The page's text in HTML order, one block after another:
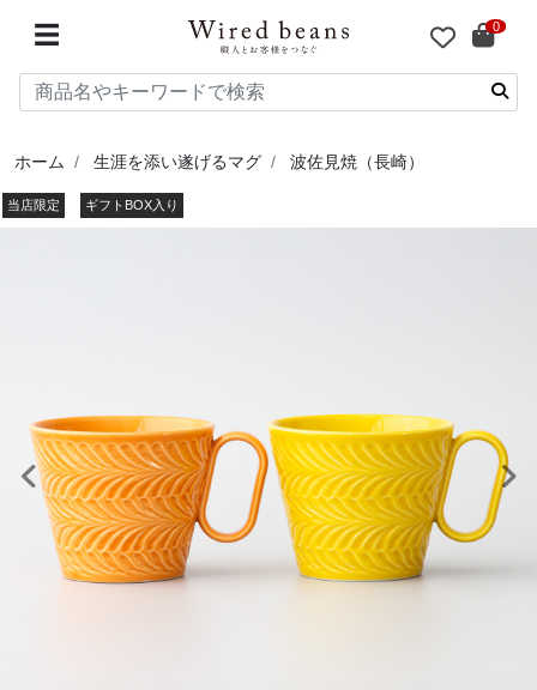
☰ 0
ホーム 生涯を添い遂げるマグ 波佐見焼（長崎）
当店限定 ギフトBOX入り
前へ